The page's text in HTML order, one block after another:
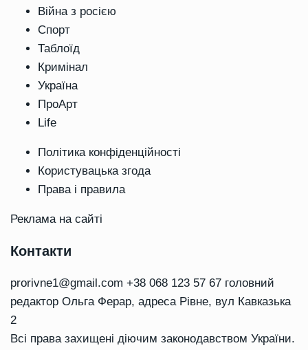
Війна з росією
Спорт
Таблоїд
Кримінал
Україна
ПроАрт
Life
Політика конфіденційності
Користувацька згода
Права і правила
Реклама на сайті
Контакти
prorivne1@gmail.com +38 068 123 57 67 головний
редактор Ольга Ферар, адреса Рівне, вул Кавказька
2
Всі права захищені діючим законодавством України.